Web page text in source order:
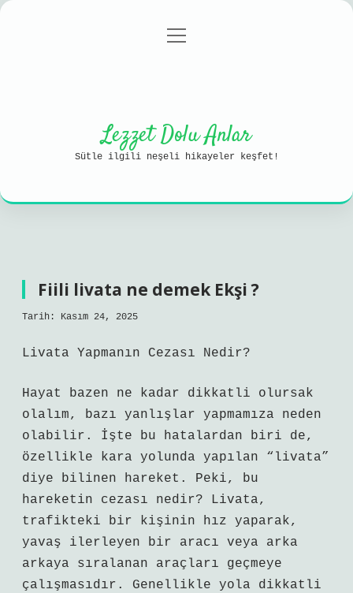
Gizlilik Politikası
menüyü
Lezzet Dolu Anlar
Sütle ilgili neşeli hikayeler keşfet!
Fiili livata ne demek Ekşi ?
Tarih: Kasım 24, 2025
Livata Yapmanın Cezası Nedir?
Hayat bazen ne kadar dikkatli olursak
olalım, bazı yanlışlar yapmamıza neden
olabilir. İşte bu hatalardan biri de,
özellikle kara yolunda yapılan “livata”
diye bilinen hareket. Peki, bu
hareketin cezası nedir? Livata,
trafikteki bir kişinin hız yaparak,
yavaş ilerleyen bir aracı veya arka
arkaya sıralanan araçları geçmeye
çalışmasıdır. Genellikle yola dikkatli